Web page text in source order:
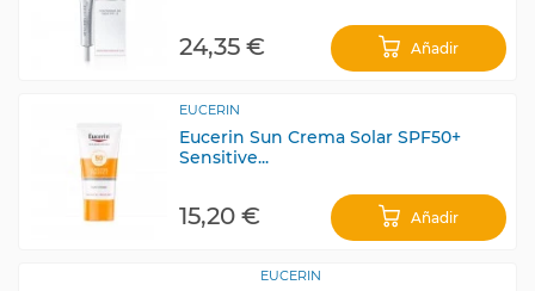
24,35 € Añadir
EUCERIN
Eucerin Sun Crema Solar SPF50+
Sensitive...
15,20 € Añadir
EUCERIN